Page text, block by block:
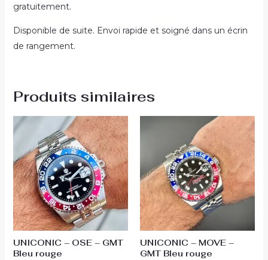
gratuitement.
Disponible de suite. Envoi rapide et soigné dans un écrin
de rangement.
Produits similaires
UNICONIC – OSE – GMT
Bleu rouge
UNICONIC – MOVE –
GMT Bleu rouge